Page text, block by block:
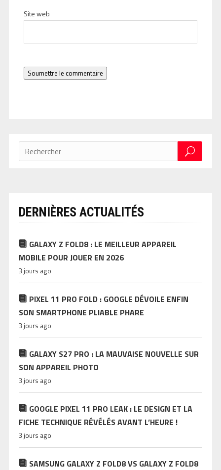
Site web
Soumettre le commentaire
DERNIÈRES ACTUALITÉS
GALAXY Z FOLD8 : LE MEILLEUR APPAREIL
MOBILE POUR JOUER EN 2026
3 jours ago
PIXEL 11 PRO FOLD : GOOGLE DÉVOILE ENFIN
SON SMARTPHONE PLIABLE PHARE
3 jours ago
GALAXY S27 PRO : LA MAUVAISE NOUVELLE SUR
SON APPAREIL PHOTO
3 jours ago
GOOGLE PIXEL 11 PRO LEAK : LE DESIGN ET LA
FICHE TECHNIQUE RÉVÉLÉS AVANT L’HEURE !
3 jours ago
SAMSUNG GALAXY Z FOLD8 VS GALAXY Z FOLD8